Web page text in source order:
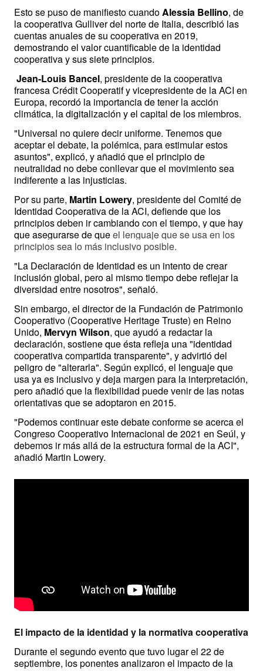
Esto se puso de manifiesto cuando Alessia Bellino, de
la cooperativa Gulliver del norte de Italia, describió las
cuentas anuales de su cooperativa en 2019,
demostrando el valor cuantificable de la identidad
cooperativa y sus siete principios.
Jean-Louis Bancel, presidente de la cooperativa
francesa Crédit Cooperatif y vicepresidente de la ACI en
Europa, recordó la importancia de tener la acción
climática, la digitalización y el capital de los miembros.
"Universal no quiere decir uniforme. Tenemos que
aceptar el debate, la polémica, para estimular estos
asuntos", explicó, y añadió que el principio de
neutralidad no debe conllevar que el movimiento sea
indiferente a las injusticias.
Por su parte, Martin Lowery, presidente del Comité de
Identidad Cooperativa de la ACI, defiende que los
principios deben ir cambiando con el tiempo, y que hay
que asegurarse de que el lenguaje que se usa en los
principios sea lo más inclusivo posible.
"La Declaración de Identidad es un intento de crear
inclusión global, pero al mismo tiempo debe reflejar la
diversidad entre nosotros", señaló.
Sin embargo, el director de la Fundación de Patrimonio
Cooperativo (Cooperative Heritage Truste) en Reino
Unido, Mervyn Wilson, que ayudó a redactar la
declaración, sostiene que ésta refleja una "identidad
cooperativa compartida transparente", y advirtió del
peligro de "alterarla". Según explicó, el lenguaje que
usa ya es inclusivo y deja margen para la interpretación,
pero añadió que la flexibilidad puede venir de las notas
orientativas que se adoptaron en 2015.
"Podemos continuar este debate conforme se acerca el
Congreso Cooperativo Internacional de 2021 en Seúl, y
debemos ir más allá de la estructura formal de la ACI",
añadió Martin Lowery.
El impacto de la identidad y la normativa cooperativa
Durante el segundo evento que tuvo lugar el 22 de
septiembre, los ponentes analizaron el impacto de la